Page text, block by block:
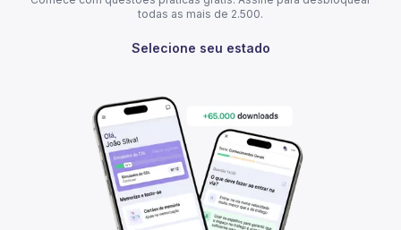
todas as mais de 2.500.
Selecione seu estado